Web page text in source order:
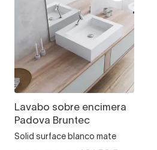
Lavabo sobre encimera
Padova Bruntec
Solid surface blanco mate